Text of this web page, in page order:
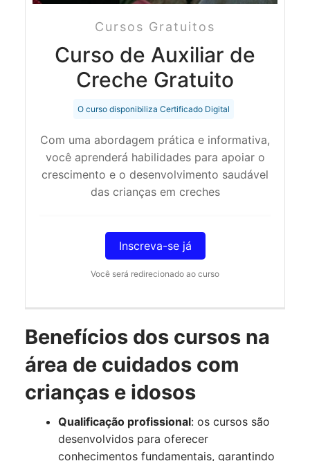
Cursos Gratuitos
Curso de Auxiliar de
Creche Gratuito
O curso disponibiliza Certificado Digital
Com uma abordagem prática e informativa,
você aprenderá habilidades para apoiar o
crescimento e o desenvolvimento saudável
das crianças em creches
Inscreva-se já
Você será redirecionado ao curso
Benefícios dos cursos na
área de cuidados com
crianças e idosos
Qualificação profissional: os cursos são
desenvolvidos para oferecer
conhecimentos fundamentais, garantindo